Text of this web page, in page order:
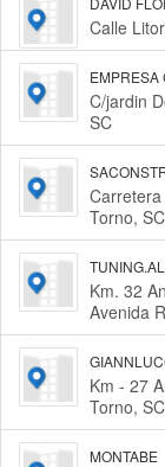
Calle
EMPRESA
C/jardin
SC
Torno, SC
Km. 32
Avenida
Km - 27
Torno, SC
MONTABE